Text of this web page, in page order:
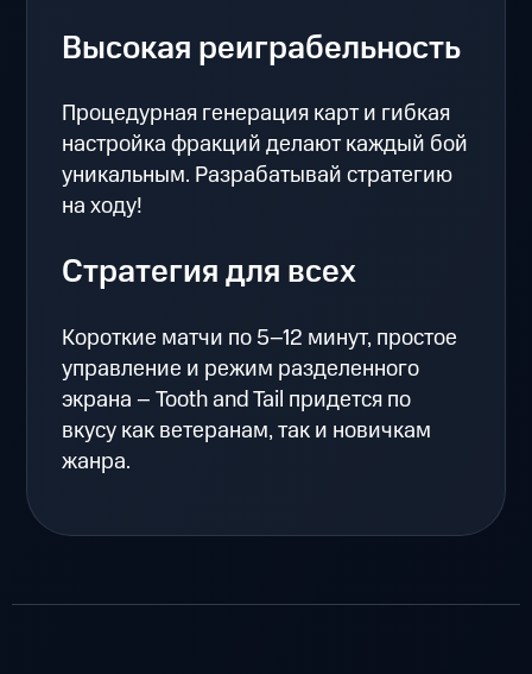
Высокая реиграбельность
Процедурная генерация карт и гибкая
настройка фракций делают каждый бой
уникальным. Разрабатывай стратегию
на ходу!
Стратегия для всех
Короткие матчи по 5–12 минут, простое
управление и режим разделенного
экрана – Tooth and Tail придется по
вкусу как ветеранам, так и новичкам
жанра.